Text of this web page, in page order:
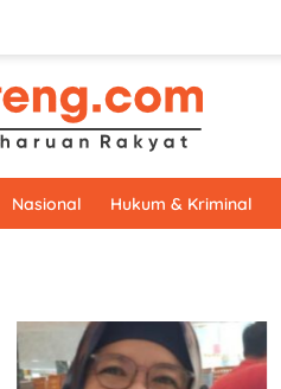
Nasional Hukum & Kriminal